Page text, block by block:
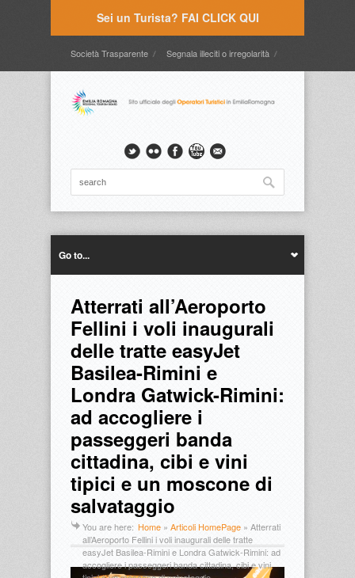
Sei un Turista? FAI CLICK QUI
Società Trasparente Segnala illeciti o irregolarità
Timbrature
Go to...
Atterrati all’Aeroporto
Fellini i voli inaugurali
delle tratte easyJet
Basilea-Rimini e
Londra Gatwick-Rimini:
ad accogliere i
passeggeri banda
cittadina, cibi e vini
tipici e un moscone di
salvataggio
You are here: Home » Articoli HomePage » Atterrati
all’Aeroporto Fellini i voli inaugurali delle tratte
easyJet Basilea-Rimini e Londra Gatwick-Rimini: ad
accogliere i passeggeri banda cittadina, cibi e vini